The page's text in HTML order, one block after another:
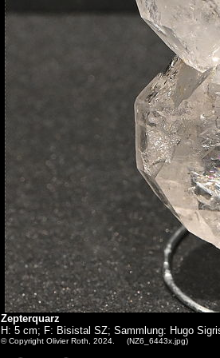
Zepterquarz
H: 5 cm; F: Bisistal SZ; Sammlung: Hugo
© Copyright Olivier Roth, 2024. (NZ6_6443x.jpg)